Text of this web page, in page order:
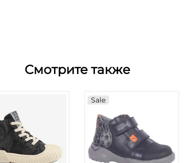
Смотрите также
Sale